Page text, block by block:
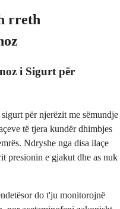
rreth
i Sigurt për
për njerëzit me sëmundje
të tjera kundër dhimbjes
Ndryshe nga disa ilaçe
presionin e gjakut dhe as nuk
do t'ju monitorojnë